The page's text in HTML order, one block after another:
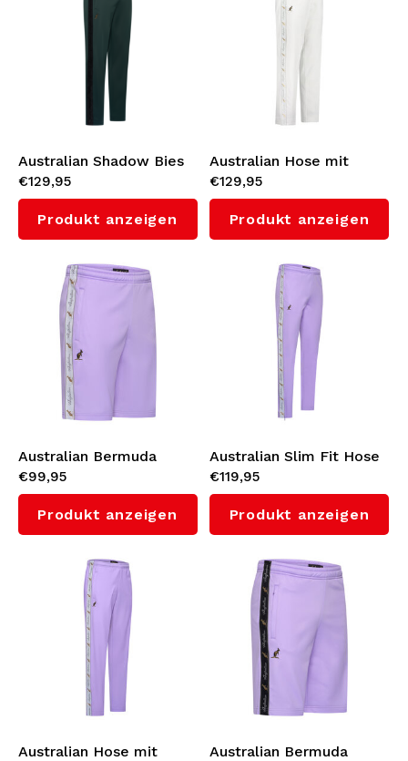
Strickpullover
Australian Shadow Bies
Hose 3.0 Woods Green
€129,95
Produkt anzeigen
Australian Hose mit
Weißes Seitenstreifen
3.0 (White)
€129,95
Produkt anzeigen
Australian Bermuda
Shorts mit Weißes
Seitenstreifen 3.0
(Lavender)
€99,95
Produkt anzeigen
Australian Slim Fit Hose
mit Weißes
Seitenstreifen 3.0
(Lavender)
€119,95
Produkt anzeigen
Australian Hose mit
Australian Bermuda